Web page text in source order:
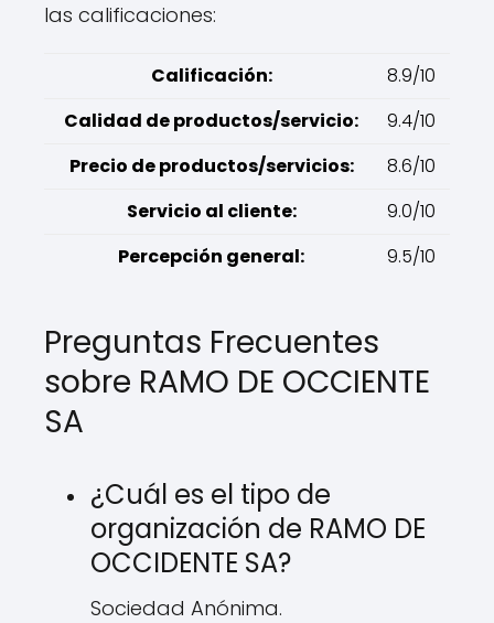
las calificaciones:
Calificación:
8.9/10
Calidad de productos/servicio:
9.4/10
Precio de productos/servicios:
8.6/10
Servicio al cliente:
9.0/10
Percepción general:
9.5/10
Preguntas Frecuentes
sobre RAMO DE OCCIENTE
SA
¿Cuál es el tipo de
organización de RAMO DE
OCCIDENTE SA?
Sociedad Anónima.